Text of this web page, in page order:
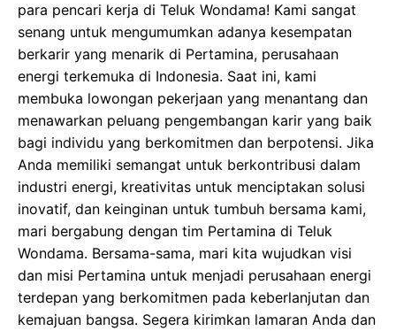
para pencari kerja di Teluk Wondama! Kami sangat
senang untuk mengumumkan adanya kesempatan
berkarir yang menarik di Pertamina, perusahaan
energi terkemuka di Indonesia. Saat ini, kami
membuka lowongan pekerjaan yang menantang dan
menawarkan peluang pengembangan karir yang baik
bagi individu yang berkomitmen dan berpotensi. Jika
Anda memiliki semangat untuk berkontribusi dalam
industri energi, kreativitas untuk menciptakan solusi
inovatif, dan keinginan untuk tumbuh bersama kami,
mari bergabung dengan tim Pertamina di Teluk
Wondama. Bersama-sama, mari kita wujudkan visi
dan misi Pertamina untuk menjadi perusahaan energi
terdepan yang berkomitmen pada keberlanjutan dan
kemajuan bangsa. Segera kirimkan lamaran Anda dan